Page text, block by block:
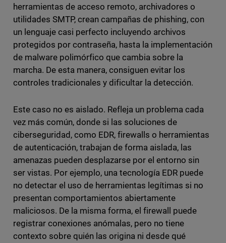
herramientas de acceso remoto, archivadores o
utilidades SMTP, crean campañas de phishing, con
un lenguaje casi perfecto incluyendo archivos
protegidos por contraseña, hasta la implementación
de malware polimórfico que cambia sobre la
marcha. De esta manera, consiguen evitar los
controles tradicionales y dificultar la detección.
Este caso no es aislado. Refleja un problema cada
vez más común, donde si las soluciones de
ciberseguridad, como EDR, firewalls o herramientas
de autenticación, trabajan de forma aislada, las
amenazas pueden desplazarse por el entorno sin
ser vistas. Por ejemplo, una tecnología EDR puede
no detectar el uso de herramientas legítimas si no
presentan comportamientos abiertamente
maliciosos. De la misma forma, el firewall puede
registrar conexiones anómalas, pero no tiene
contexto sobre quién las origina ni desde qué